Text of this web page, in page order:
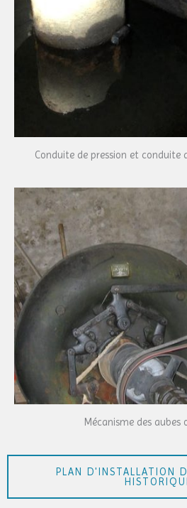
Conduite de pression et conduite
Mécanisme des aubes
PLAN D'INSTALLATION